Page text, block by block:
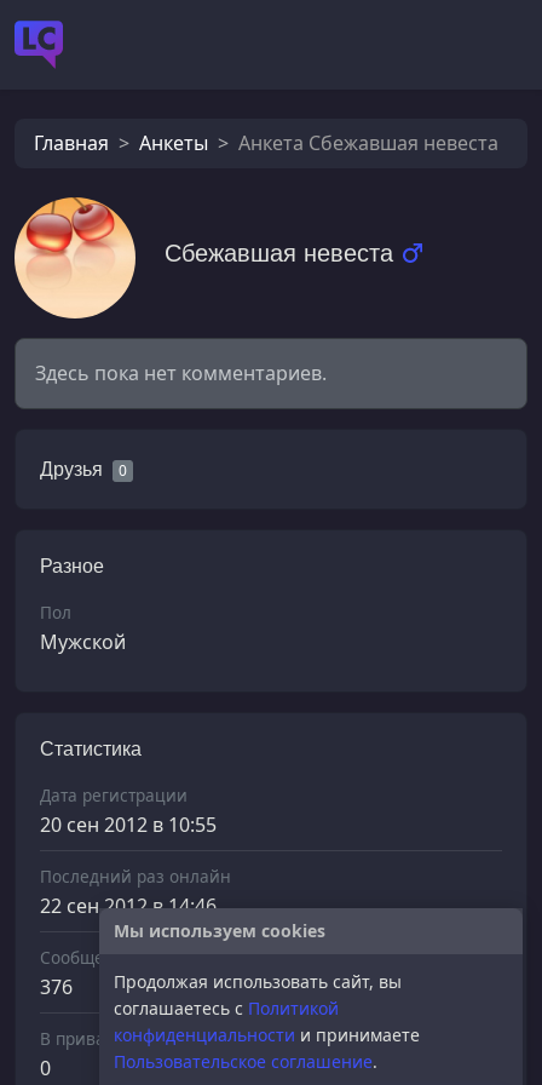
Главная Анкеты Анкета Сбежавшая невеста
Сбежавшая невеста
Здесь пока нет комментариев.
Друзья 0
Разное
Пол
Мужской
Статистика
Дата регистрации
20 сен 2012 в 10:55
Последний раз онлайн
22 сен 2012 в 14:46
Сообщений отправлено
376
В приват
0
Мы используем cookies
Продолжая использовать сайт, вы
соглашаетесь с Политикой
конфиденциальности и принимаете
Пользовательское соглашение.